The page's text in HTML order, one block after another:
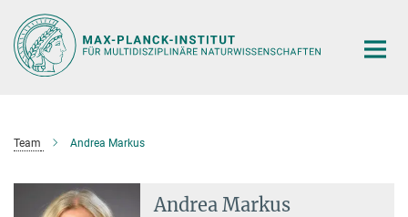
Hauptinhalt
Team Andrea Markus
Andrea Markus